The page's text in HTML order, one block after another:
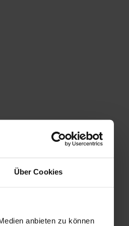
Über Cookies
anbieten zu können